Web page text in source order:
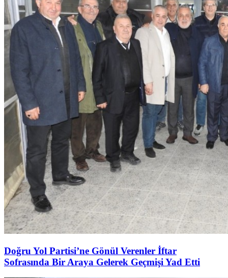
Doğru Yol Partisi’ne Gönül Verenler İftar
Sofrasında Bir Araya Gelerek Geçmişi Yad Etti